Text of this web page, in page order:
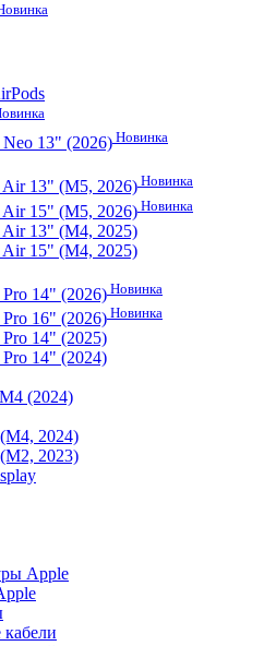
13" (2026) Новинка
13" (M5, 2026)Новинка
15" (M5, 2026)Новинка
13" (M4, 2025)
15" (M4, 2025)
14" (2026) Новинка
16" (2026) Новинка
14" (2025)
14" (2024)
(2024)
2024)
2023)
Apple